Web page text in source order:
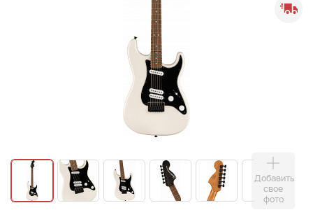
Добавить
свое
фото